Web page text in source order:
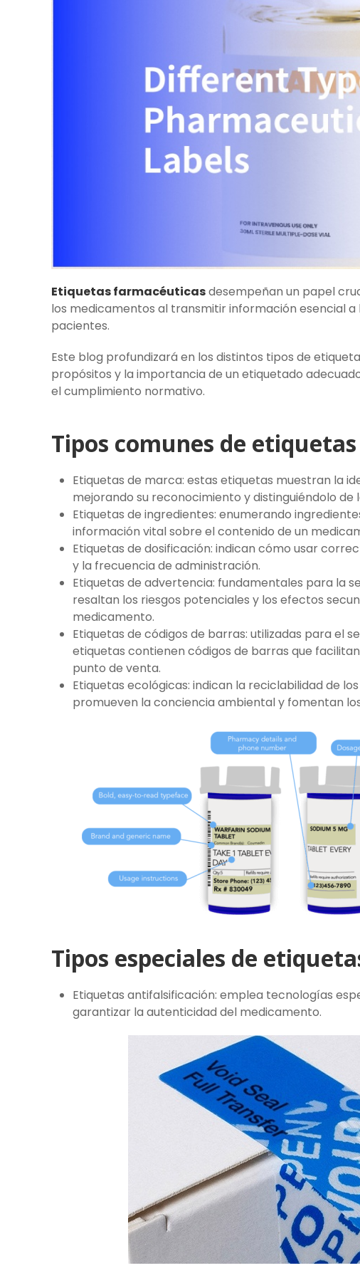
Etiquetas farmacéuticasdesempeñan un papel
los medicamentos al transmitir información esencial
pacientes.
Este blog profundizará en los distintos tipos de
propósitos y la importancia de un etiquetado
el cumplimiento normativo.
Tipos comunes de
Etiquetas de marca: estas etiquetas muestran la
mejorando su reconocimiento y distinguiéndolo de
Etiquetas de ingredientes: enumerando
información vital sobre el contenido de un
Etiquetas de dosificación: indican cómo usar
y la frecuencia de administración.
Etiquetas de advertencia: fundamentales para la
resaltan los riesgos potenciales y los efectos
medicamento.
Etiquetas de códigos de barras: utilizadas para el
etiquetas contienen códigos de barras que
punto de venta.
Etiquetas ecológicas: indican la reciclabilidad de
promueven la conciencia ambiental y fomentan
Tipos especiales de
Etiquetas antifalsificación: emplea tecnologías
garantizar la autenticidad del medicamento.